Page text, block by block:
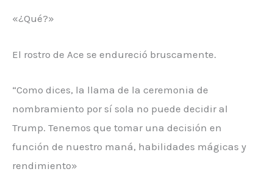
«¿Qué?»
El rostro de Ace se endureció bruscamente.
“Como dices, la llama de la ceremonia de
nombramiento por sí sola no puede decidir al
Trump. Tenemos que tomar una decisión en
función de nuestro maná, habilidades mágicas y
rendimiento»